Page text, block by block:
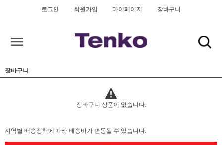
로그인 회원가입 마이페이지 장바구니
장바구니
장바구니 상품이 없습니다.
지역별 배송정책에 따라 배송비가 변동될 수 있습니다.